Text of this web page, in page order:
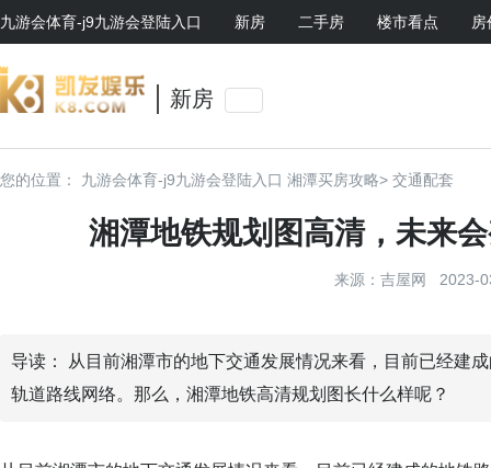
九游会体育-j9九游会登陆入口 新房 二手房 楼市看点 房
新房
您的位置： 九游会体育-j9九游会登陆入口 湘潭买房攻略> 交通配套
湘潭地铁规划图高清，未来
来源：吉屋网 2023-
导读： 从目前湘潭市的地下交通发展情况来看，目前已经建
轨道路线网络。那么，湘潭地铁高清规划图长什么样呢？